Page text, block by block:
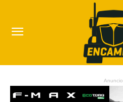
Anuncio